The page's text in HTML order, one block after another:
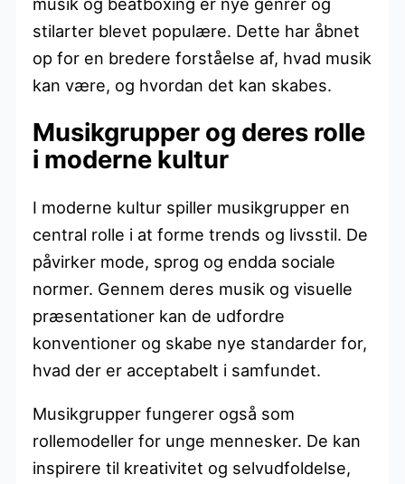
stilarter blevet populære. Dette har åbnet
op for en bredere forståelse af, hvad musik
kan være, og hvordan det kan skabes.
Musikgrupper og deres rolle
i moderne kultur
I moderne kultur spiller musikgrupper en
central rolle i at forme trends og livsstil. De
påvirker mode, sprog og endda sociale
normer. Gennem deres musik og visuelle
præsentationer kan de udfordre
konventioner og skabe nye standarder for,
hvad der er acceptabelt i samfundet.
Musikgrupper fungerer også som
rollemodeller for unge mennesker. De kan
inspirere til kreativitet og selvudfoldelse,